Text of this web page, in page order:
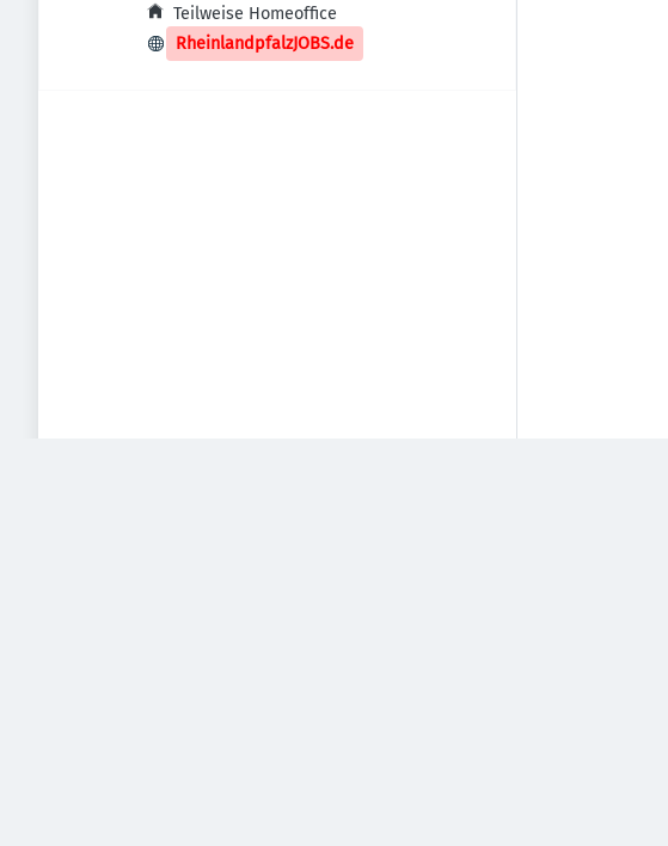
Deutschland
Teilweise Homeoffice
RheinlandpfalzJOBS.de